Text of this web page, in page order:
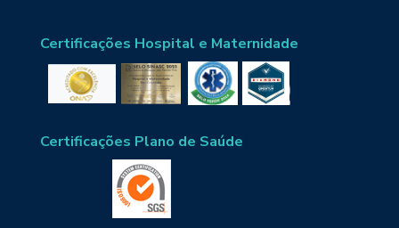
Certificações Hospital e Maternidade
Certificações Plano de Saúde